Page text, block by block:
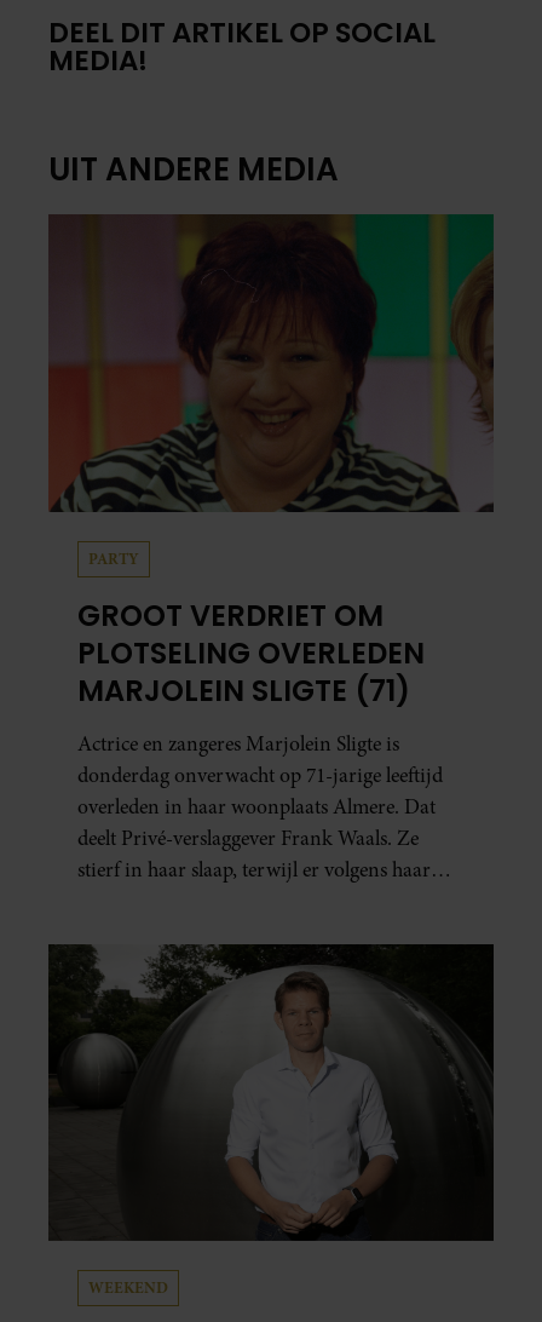
DEEL DIT ARTIKEL OP SOCIAL
MEDIA!
UIT ANDERE MEDIA
PARTY
GROOT VERDRIET OM
PLOTSELING OVERLEDEN
MARJOLEIN SLIGTE (71)
Actrice en zangeres Marjolein Sligte is
donderdag onverwacht op 71-jarige leeftijd
overleden in haar woonplaats Almere. Dat
deelt Privé-verslaggever Frank Waals. Ze
stierf in haar slaap, terwijl er volgens haar
WEEKEND